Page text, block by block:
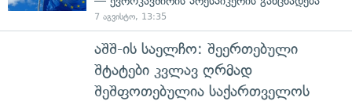
7 აგვისტო, 13:35
აშშ-ის საელჩო: შეერთებული
შტატები კვლავ ღრმად
შეშფოთებულია საქართველოს